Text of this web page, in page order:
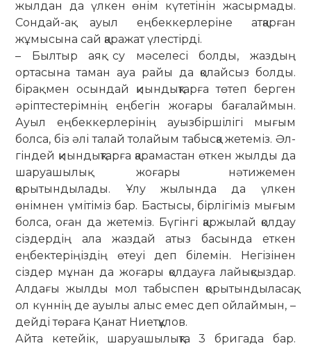
жылдан да үлкен өнім күтетінін жасырмады.
Сон­дай-ақ ауыл еңбеккерлеріне атқарған
жұмысына сай қаражат үлестірді.
– Былтыр аяқ су мәселесі болды, жаздың
ортасына таман ауа райы да қолайсыз болды.
бірақ мен осын­дай қиындықтарға төтеп берген
әріп­­­тес­­терімнің еңбегін жоғары баға­лай­мын.
Ауыл еңбеккерлерінің ау­­ыз­­­­­­біршілігі мығым
болса, біз әлі та­­лай толайым табысқа жетеміз. Әл­
гін­дей қиындықтарға қарамастан өт­кен жылды да
шаруашылық жоғары нәти­жемен
қорытындылады. Ұлу жылын­да да үлкен
өнімнен үмітіміз бар. Бастысы, бірлігіміз мығым
болса, оған да жетеміз. Бүгінгі қаржылай қолдау
сіздердің ала жаздай атыз басында еткен
еңбектеріңіздің өтеуі деп білемін. Негізінен
сіздер мұнан да жоғары қол­дауға лайықсыздар.
Алдағы жылды мол табыспен қорытындыласақ,
ол күннің де ауылы алыс емес деп ой­лаймын, –
дейді төраға Қанат Ниетқұлов.
Айта кетейік, шаруашылықта 3 бригада бар.